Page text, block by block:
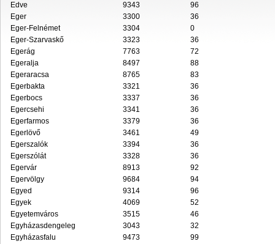
Edve
9343
96
Eger
3300
36
Eger-Felnémet
3304
0
Eger-Szarvaskő
3323
36
Egerág
7763
72
Egeralja
8497
88
Egeraracsa
8765
83
Egerbakta
3321
36
Egerbocs
3337
36
Egercsehi
3341
36
Egerfarmos
3379
36
Egerlövő
3461
49
Egerszalók
3394
36
Egerszólát
3328
36
Egervár
8913
92
Egervölgy
9684
94
Egyed
9314
96
Egyek
4069
52
Egyetemváros
3515
46
Egyházasdengeleg
3043
32
Egyházasfalu
9473
99